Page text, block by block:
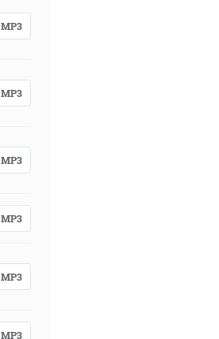
MP3
MP3
MP3
MP3
MP3
MP3